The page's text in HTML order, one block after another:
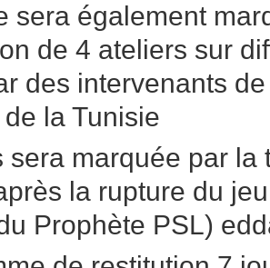
sera également
de 4 ateliers sur
des intervenants
la Tunisie
sera marquée par la
la rupture du
Prophète PSL)